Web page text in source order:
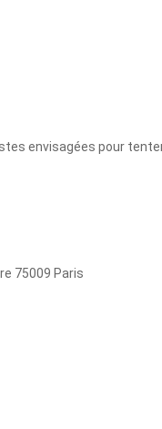
envisagées pour
75009 Paris